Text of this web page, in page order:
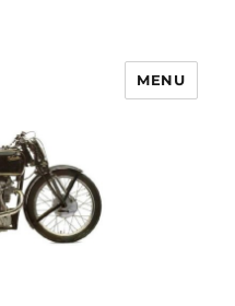
MENU